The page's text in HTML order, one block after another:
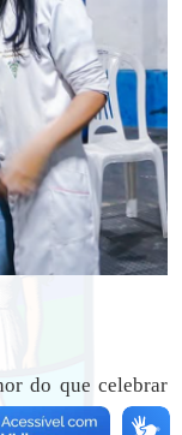
do que celebrar